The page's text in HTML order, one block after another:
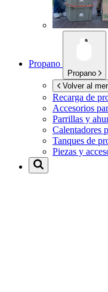
Propano
Propano
Volver al
Recarga de
Accesorios
Parrillas y
Calentadores
Tanques de
Piezas y